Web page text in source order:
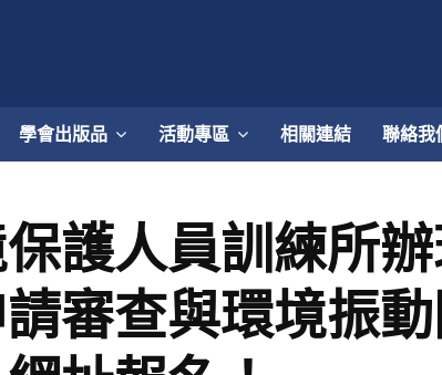
學會出版品 活動專區 相關連結 聯絡我
護人員訓練所
審查與環境振